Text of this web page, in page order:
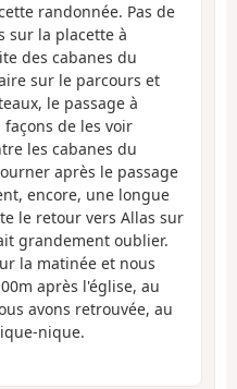
randonnée. Pas de
sur la placette à
des cabanes du
sur le parcours et
le passage à
de les voir
les cabanes du
après le passage
encore, une longue
le retour vers Allas sur
grandement oublier.
la matinée et nous
après l'église, au
avons retrouvée, au
nique.